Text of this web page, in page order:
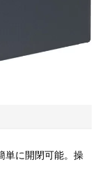
単に開閉可能。操